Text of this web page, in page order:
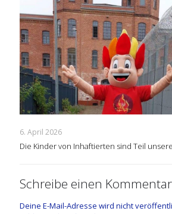
6. April 2026
Die Kinder von Inhaftierten sind Teil
Schreibe einen Kommentar
Deine E-Mail-Adresse wird nicht